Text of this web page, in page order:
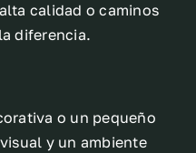
calidad o caminos
diferencia.
o un pequeño
y un ambiente